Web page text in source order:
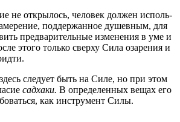
не открылось, человек должен исполь­
поддержанное душевным, для
предварительные изменения в уме и
этого только сверху Сила озарения и
следует быть на Силе, но при этом
садхаки. В определенных вещах его
как инструмент Силы.